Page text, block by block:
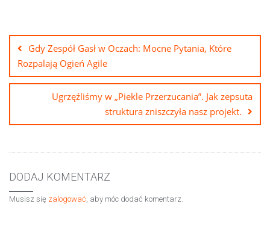
wpisuGdy Zespół Gasł w Oczach: Mocne Pytania, Które
Rozpalają Ogień Agile
Ugrzęźliśmy w „Piekle Przerzucania”. Jak zepsuta
struktura zniszczyła nasz projekt.
DODAJ KOMENTARZ
Musisz się zalogować, aby móc dodać komentarz.